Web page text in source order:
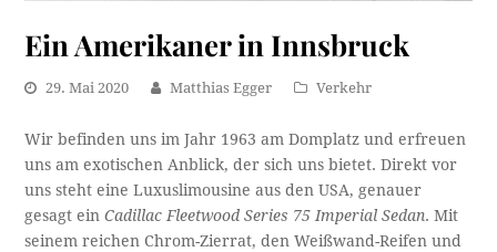
Ein Amerikaner in Innsbruck
29. Mai 2020 Matthias Egger Verkehr
Wir befinden uns im Jahr 1963 am Domplatz und erfreuen
uns am exotischen Anblick, der sich uns bietet. Direkt vor
uns steht eine Luxuslimousine aus den USA, genauer
gesagt einCadillac Fleetwood Series 75 Imperial Sedan. Mit
seinem reichen Chrom-Zierrat, den Weißwand-Reifen und